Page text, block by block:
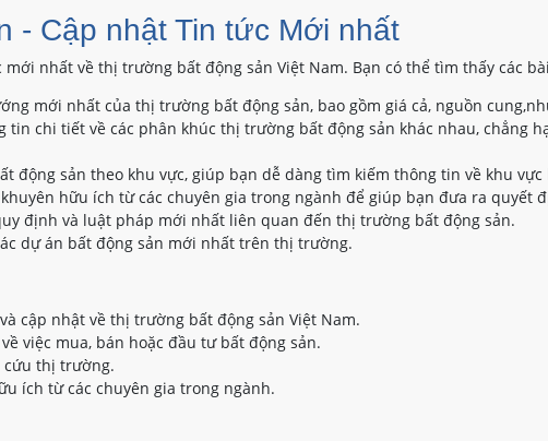
- Cập nhật Tin tức Mới nhất
nhất về thị trường bất động sản Việt Nam. Bạn có thể tìm thấy các
mới nhất của thị trường bất động sản, bao gồm giá cả, nguồn
tin chi tiết về các phân khúc thị trường bất động sản khác nhau, chẳng
động sản theo khu vực, giúp bạn dễ dàng tìm kiếm thông tin về khu vực
hữu ích từ các chuyên gia trong ngành để giúp bạn đưa ra quyết
định và luật pháp mới nhất liên quan đến thị trường bất động sản.
dự án bất động sản mới nhất trên thị trường.
cập nhật về thị trường bất động sản Việt Nam.
việc mua, bán hoặc đầu tư bất động sản.
cứu thị trường.
ích từ các chuyên gia trong ngành.